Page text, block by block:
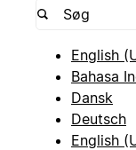
English
Bahasa
Dansk
Deutsch
English